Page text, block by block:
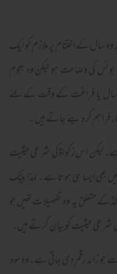
سال کے اختتام پر ملازم کو ایک
کی وضاحت ہو لیکن وہ ہجوم
ہر سال یا فراغت کے وقت کےلئے
فراہم کردیئے جاتے ہیں۔
ہے۔لیکن اس زکواۃ کی شرعی حیثیت
بھی ایسا ہی ہوتا ہے۔ لہذا بینک
کے متعلق یہ وہ تفصیلات تھیں جو
حیثیت کوبیان کرتے ہیں۔
جو زائد رقم دی جاتی ہے۔وہ سود